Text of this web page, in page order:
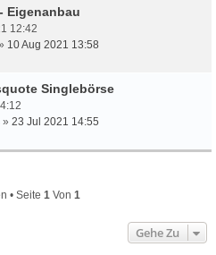
Eigenanbau
12:42
10 Aug 2021 13:58
Singlebörse
» 23 Jul 2021 14:55
• Seite 1 Von 1
Gehe Zu